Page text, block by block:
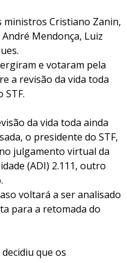
ministros Cristiano Zanin,
Mendonça, Luiz
e votaram pela
a revisão da vida toda
STF.
da vida toda ainda
o presidente do STF,
julgamento virtual da
(ADI) 2.111, outro
voltará a ser analisado
para a retomada do
que os